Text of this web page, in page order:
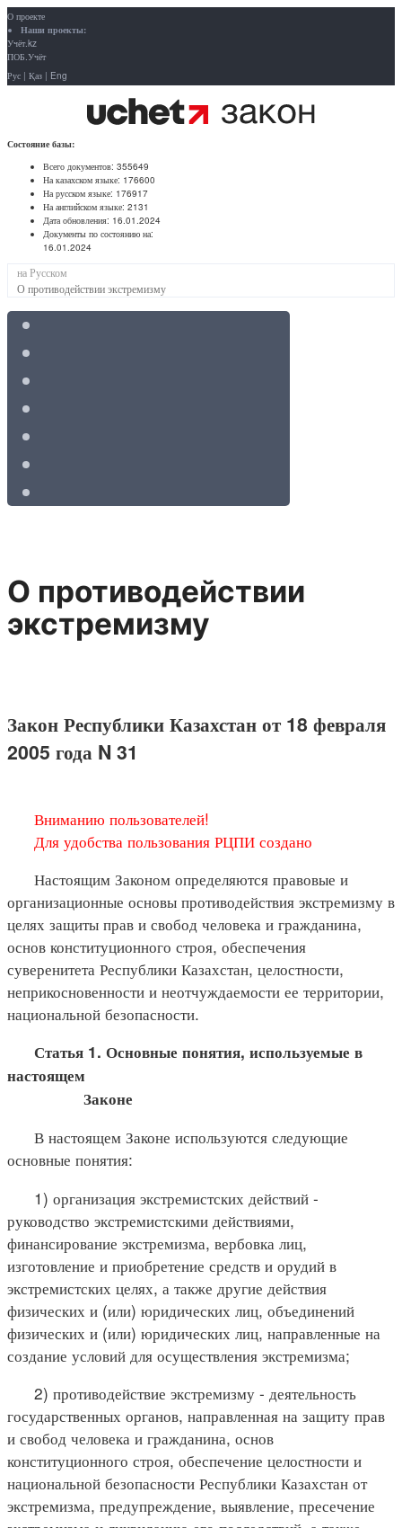
О проекте
Наши проекты:
Учёт.kz
ПОБ.Учёт
Рус | Қаз | Eng
Состояние базы:
Всего документов: 355649
На казахском языке: 176600
На русском языке: 176917
На английском языке: 2131
Дата обновления: 16.01.2024
Документы по состоянию на:
16.01.2024
на Русском
О противодействии экстремизму
О противодействии
экстремизму
Закон Республики Казахстан от 18 февраля
2005 года N 31
Вниманию пользователей!
Для удобства пользования РЦПИ создано
Настоящим Законом определяются правовые и
организационные основы противодействия экстремизму в
целях защиты прав и свобод человека и гражданина,
основ конституционного строя, обеспечения
суверенитета Республики Казахстан, целостности,
неприкосновенности и неотчуждаемости ее территории,
национальной безопасности.
Статья 1. Основные понятия, используемые в
настоящем
Законе
В настоящем Законе используются следующие
основные понятия:
1) организация экстремистских действий -
руководство экстремистскими действиями,
финансирование экстремизма, вербовка лиц,
изготовление и приобретение средств и орудий в
экстремистских целях, а также другие действия
физических и (или) юридических лиц, объединений
физических и (или) юридических лиц, направленные на
создание условий для осуществления экстремизма;
2) противодействие экстремизму - деятельность
государственных органов, направленная на защиту прав
и свобод человека и гражданина, основ
конституционного строя, обеспечение целостности и
национальной безопасности Республики Казахстан от
экстремизма, предупреждение, выявление, пресечение